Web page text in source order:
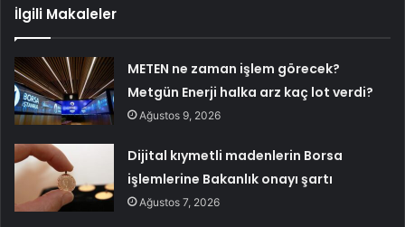
İlgili Makaleler
METEN ne zaman işlem görecek?
Metgün Enerji halka arz kaç lot verdi?
Ağustos 9, 2026
Dijital kıymetli madenlerin Borsa
işlemlerine Bakanlık onayı şartı
Ağustos 7, 2026